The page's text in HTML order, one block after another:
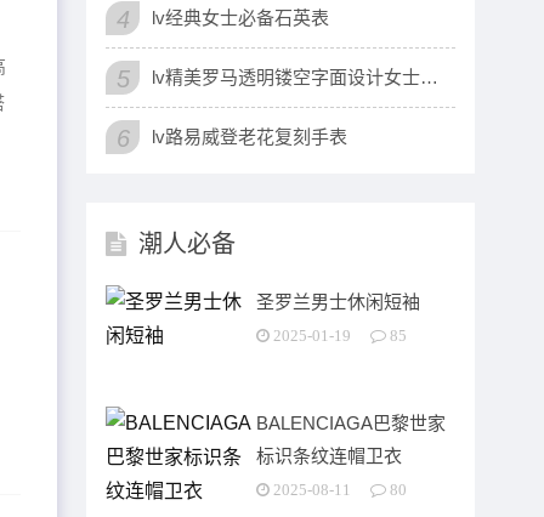
4 lv经典女士必备石英表
5 lv精美罗马透明镂空字面设计女士腕表
6 lv路易威登老花复刻手表
潮人必备
圣罗兰男士休闲短袖
2025-01-19 85
BALENCIAGA巴黎世家
标识条纹连帽卫衣
2025-08-11 80